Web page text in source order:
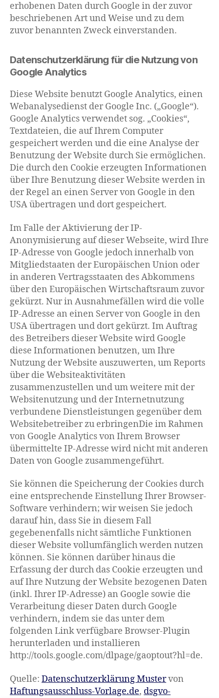
erhobenen Daten durch Google in der zuvor
beschriebenen Art und Weise und zu dem
zuvor benannten Zweck einverstanden.
Datenschutzerklärung für die Nutzung von
Google Analytics
Diese Website benutzt Google Analytics, einen
Webanalysedienst der Google Inc. („Google“).
Google Analytics verwendet sog. „Cookies“,
Textdateien, die auf Ihrem Computer
gespeichert werden und die eine Analyse der
Benutzung der Website durch Sie ermöglichen.
Die durch den Cookie erzeugten Informationen
über Ihre Benutzung dieser Website werden in
der Regel an einen Server von Google in den
USA übertragen und dort gespeichert.
Im Falle der Aktivierung der IP-
Anonymisierung auf dieser Webseite, wird Ihre
IP-Adresse von Google jedoch innerhalb von
Mitgliedstaaten der Europäischen Union oder
in anderen Vertragsstaaten des Abkommens
über den Europäischen Wirtschaftsraum zuvor
gekürzt. Nur in Ausnahmefällen wird die volle
IP-Adresse an einen Server von Google in den
USA übertragen und dort gekürzt. Im Auftrag
des Betreibers dieser Website wird Google
diese Informationen benutzen, um Ihre
Nutzung der Website auszuwerten, um Reports
über die Websiteaktivitäten
zusammenzustellen und um weitere mit der
Websitenutzung und der Internetnutzung
verbundene Dienstleistungen gegenüber dem
Websitebetreiber zu erbringenDie im Rahmen
von Google Analytics von Ihrem Browser
übermittelte IP-Adresse wird nicht mit anderen
Daten von Google zusammengeführt.
Sie können die Speicherung der Cookies durch
eine entsprechende Einstellung Ihrer Browser-
Software verhindern; wir weisen Sie jedoch
darauf hin, dass Sie in diesem Fall
gegebenenfalls nicht sämtliche Funktionen
dieser Website vollumfänglich werden nutzen
können. Sie können darüber hinaus die
Erfassung der durch das Cookie erzeugten und
auf Ihre Nutzung der Website bezogenen Daten
(inkl. Ihrer IP-Adresse) an Google sowie die
Verarbeitung dieser Daten durch Google
verhindern, indem sie das unter dem
folgenden Link verfügbare Browser-Plugin
herunterladen und installieren
http://tools.google.com/dlpage/gaoptout?hl=de.
Quelle: Datenschutzerklärung Mustervon
Haftungsausschluss-Vorlage.de, dsgvo-